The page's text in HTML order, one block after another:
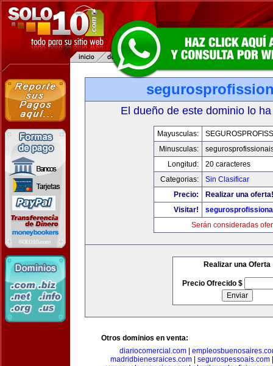
El dueño de este dominio lo
Mayusculas:
Minusculas:
Longitud:
20 caracteres
Categorias:
Sin Clasificar
Precio:
Realizar una oferta!
Visitar!
Serán consideradas
Realizar una Oferta
Precio Ofrecido $
Otros dominios en venta:
diariocomercial.com
madridbienesraices.com
segurospessoais.com